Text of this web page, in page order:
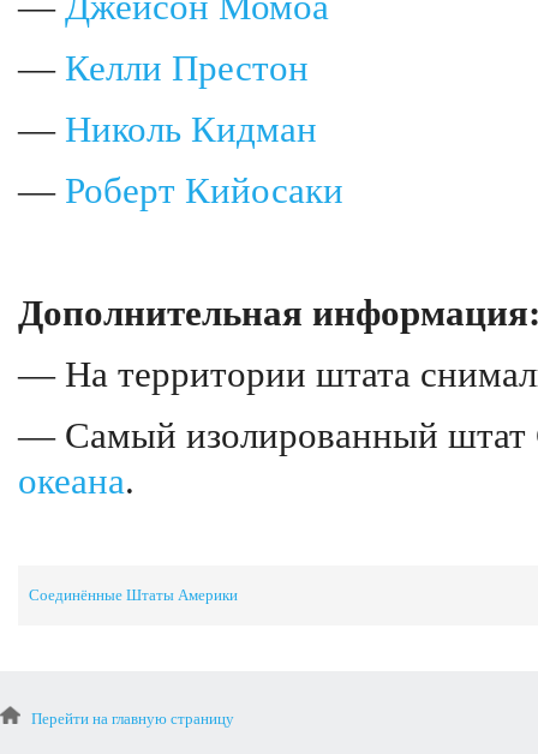
— Келли Престон
— Николь Кидман
— Роберт Кийосаки
Дополнительная
— На территории штата
— Самый изолированный
океана.
Соединённые Штаты Америки
Перейти на главную страницу